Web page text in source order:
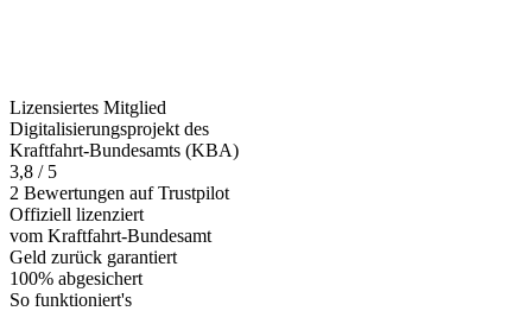
Lizensiertes Mitglied
Digitalisierungsprojekt des
Kraftfahrt-Bundesamts (KBA)
3,8 / 5
2 Bewertungen auf Trustpilot
Offiziell lizenziert
vom Kraftfahrt-Bundesamt
Geld zurück garantiert
100% abgesichert
So funktioniert's